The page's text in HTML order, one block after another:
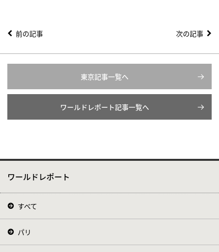
前の記事 次の記事
東京記事一覧へ
ワールドレポート記事一覧へ
ワールドレポート
すべて
パリ